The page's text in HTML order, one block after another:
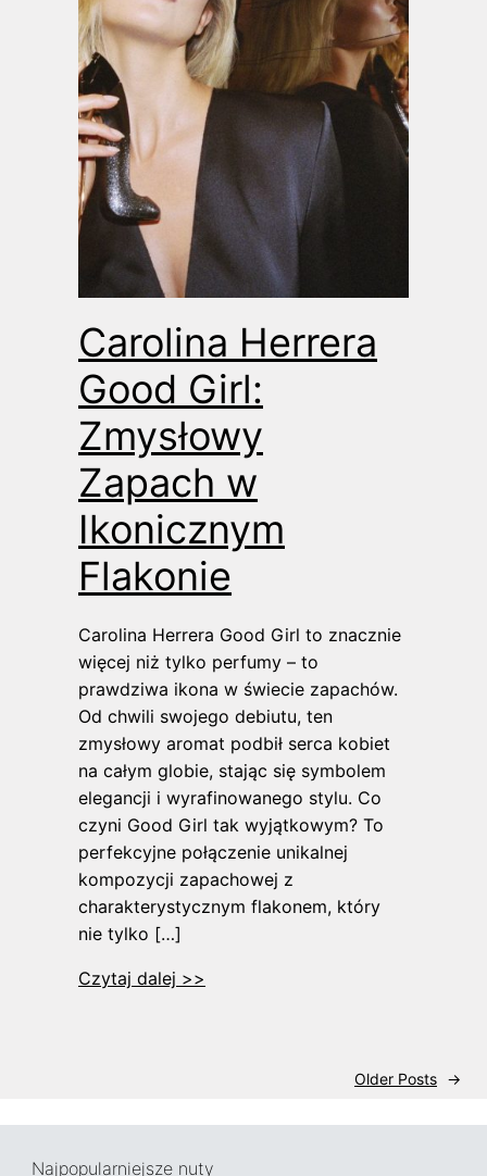
Carolina Herrera
Good Girl:
Zmysłowy
Zapach w
Ikonicznym
Flakonie
Carolina Herrera Good Girl to znacznie
więcej niż tylko perfumy – to
prawdziwa ikona w świecie zapachów.
Od chwili swojego debiutu, ten
zmysłowy aromat podbił serca kobiet
na całym globie, stając się symbolem
elegancji i wyrafinowanego stylu. Co
czyni Good Girl tak wyjątkowym? To
perfekcyjne połączenie unikalnej
kompozycji zapachowej z
charakterystycznym flakonem, który
nie tylko […]
Czytaj dalej >>
Older Posts →
Najpopularniejsze nuty